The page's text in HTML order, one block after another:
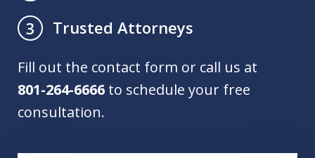
3
Trusted Attorneys
Fill out the contact form or call us at
801-264-6666 to schedule your free
consultation.